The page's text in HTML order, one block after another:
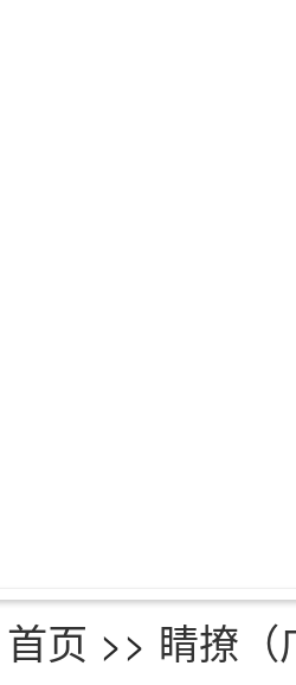
首页 >> 睛撩（